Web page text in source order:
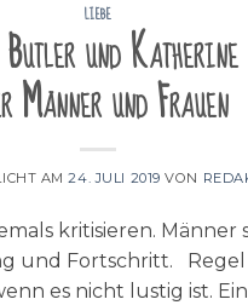
LIEBE
und
Männer und Frauen
AM24. JULI 2019 VON
kritisieren.
und Fortschritt. Regel
es nicht lustig ist.